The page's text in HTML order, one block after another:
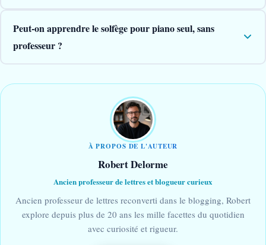
Peut-on apprendre le solfège pour piano seul, sans
professeur ?
À PROPOS DE L'AUTEUR
Robert Delorme
Ancien professeur de lettres et blogueur curieux
Ancien professeur de lettres reconverti dans le blogging, Robert
explore depuis plus de 20 ans les mille facettes du quotidien
avec curiosité et rigueur.